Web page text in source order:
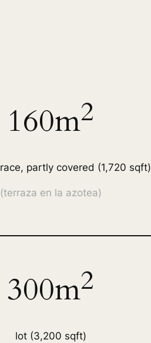
160m2
partly covered (1,720 sqft)
(terraza en la azotea)
300m2
lot (3,200 sqft)